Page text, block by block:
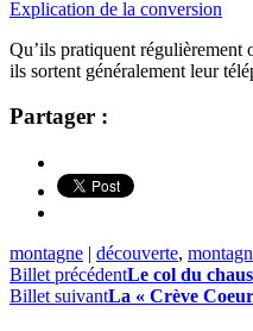
Explication de la conversion
Qu’ils pratiquent régulièrement
ils sortent généralement leur
Partager :
montagne | découverte,
Billet précédentLe col du
Billet suivantLa « Crève